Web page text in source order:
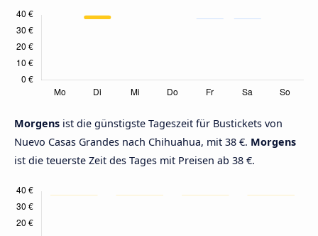
Morgens ist die günstigste Tageszeit für Bustickets von
Nuevo Casas Grandes nach Chihuahua, mit 38 €. Morgens
ist die teuerste Zeit des Tages mit Preisen ab 38 €.